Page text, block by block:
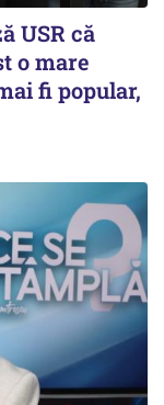
USR că
o mare
fi popular,